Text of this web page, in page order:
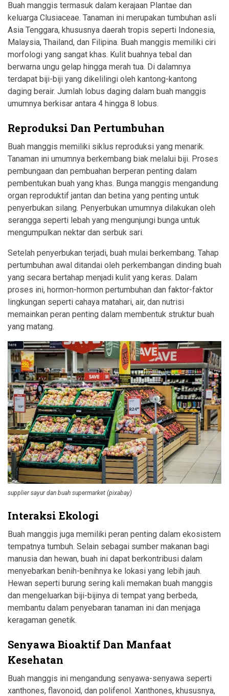
Buah manggis termasuk dalam kerajaan Plantae dan
keluarga Clusiaceae. Tanaman ini merupakan tumbuhan asli
Asia Tenggara, khususnya daerah tropis seperti Indonesia,
Malaysia, Thailand, dan Filipina. Buah manggis memiliki ciri
morfologi yang sangat khas. Kulit buahnya tebal dan
berwarna ungu gelap hingga merah tua. Di dalamnya
terdapat biji-biji yang dikelilingi oleh kantong-kantong
daging berair. Jumlah lobus daging dalam buah manggis
umumnya berkisar antara 4 hingga 8 lobus.
Reproduksi Dan Pertumbuhan
Buah manggis memiliki siklus reproduksi yang menarik.
Tanaman ini umumnya berkembang biak melalui biji. Proses
pembungaan dan pembuahan berperan penting dalam
pembentukan buah yang khas. Bunga manggis mengandung
organ reproduktif jantan dan betina yang penting untuk
penyerbukan silang. Penyerbukan umumnya dilakukan oleh
serangga seperti lebah yang mengunjungi bunga untuk
mengumpulkan nektar dan serbuk sari.
Setelah penyerbukan terjadi, buah mulai berkembang. Tahap
pertumbuhan awal ditandai oleh perkembangan dinding buah
yang secara bertahap menjadi kulit yang keras. Dalam
proses ini, hormon-hormon pertumbuhan dan faktor-faktor
lingkungan seperti cahaya matahari, air, dan nutrisi
memainkan peran penting dalam membentuk struktur buah
yang matang.
supplier sayur dan buah supermarket (pixabay)
Interaksi Ekologi
Buah manggis juga memiliki peran penting dalam ekosistem
tempatnya tumbuh. Selain sebagai sumber makanan bagi
manusia dan hewan, buah ini dapat berkontribusi dalam
menyebarkan benih-benihnya ke lokasi yang lebih jauh.
Hewan seperti burung sering kali memakan buah manggis
dan mengeluarkan biji-bijinya di tempat yang berbeda,
membantu dalam penyebaran tanaman ini dan menjaga
keragaman genetik.
Senyawa Bioaktif Dan Manfaat
Kesehatan
Buah manggis ini mengandung senyawa-senyawa seperti
xanthones, flavonoid, dan polifenol. Xanthones, khususnya,